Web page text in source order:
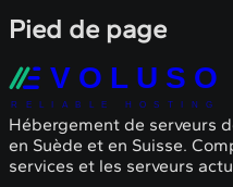
Pied de page
VOLUSO
RELIABLE HOSTING
Hébergement de serveurs
en Suède et en Suisse.
services et les serveurs